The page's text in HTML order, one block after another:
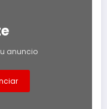
anuncio